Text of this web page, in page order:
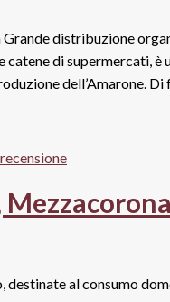
Grande distribuzione
catene di supermercati,
dell’Amarone. Di
al consumo